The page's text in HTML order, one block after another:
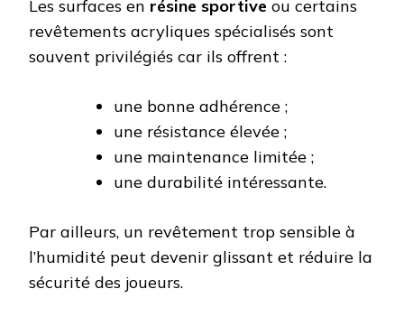
Les surfaces en résine sportive ou certains
revêtements acryliques spécialisés sont
souvent privilégiés car ils offrent :
une bonne adhérence ;
une résistance élevée ;
une maintenance limitée ;
une durabilité intéressante.
Par ailleurs, un revêtement trop sensible à
l’humidité peut devenir glissant et réduire la
sécurité des joueurs.